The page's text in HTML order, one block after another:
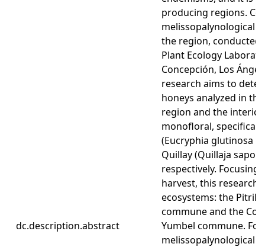
dc.description.abstract
producing regions.
melissopalynological
the region, conducted
Plant Ecology
Concepción, Los
research aims to
honeys analyzed in
region and the
monofloral,
(Eucryphia glutinosa
Quillay (Quillaja
respectively. Focusing
harvest, this research
ecosystems: the Pitril
commune and the
Yumbel commune.
melissopalynological